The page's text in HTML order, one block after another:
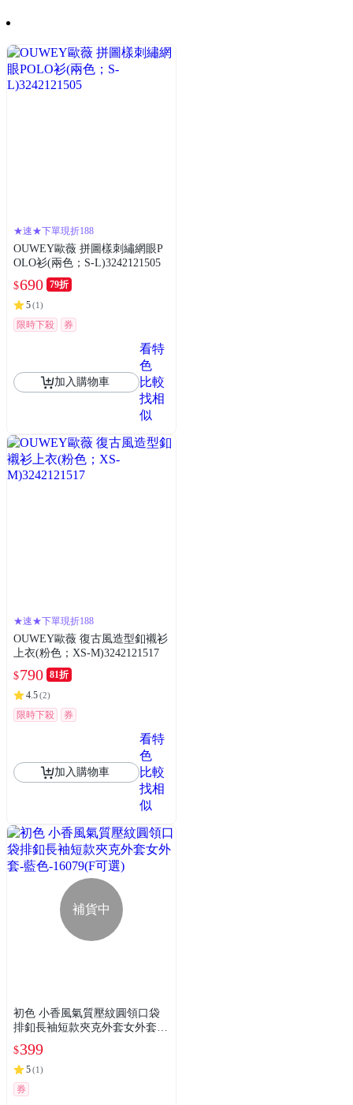
★速★下單現折188
OUWEY歐薇 拼圖樣刺繡網眼P
OLO衫(兩色；S-L)3242121505
$690 79折
5(1)
限時下殺 券
加入購物車
看特
色
比較
找相
似
★速★下單現折188
OUWEY歐薇 復古風造型釦襯衫
上衣(粉色；XS-M)3242121517
$790 81折
4.5(2)
限時下殺 券
加入購物車
看特
色
比較
找相
似
補貨中
初色 小香風氣質壓紋圓領口袋
排釦長袖短款夾克外套女外套-
$399
5(1)
券